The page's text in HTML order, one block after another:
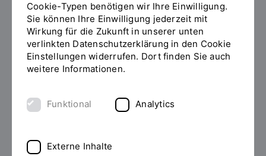
Sie
befinden
sich
auf
der
"Open
vhb-
IST (Institut für Technikfolgenabschätzung)
Lehre
Open vhb-Kurse "Grundlagen der Migration" und
"Migrantengruppen und Integrationspraxis"
Open vhb-Kurse
und "Migrantengruppen und
Cookie-Typen benötigen wir Ihre Einwilligung.
Sie können Ihre Einwilligung jederzeit mit
Wirkung für die Zukunft in unserer unten
verlinkten Datenschutzerklärung in den Cookie
Einstellungen widerrufen. Dort finden Sie auch
weitere Informationen.
Funktional Analytics
Externe Inhalte